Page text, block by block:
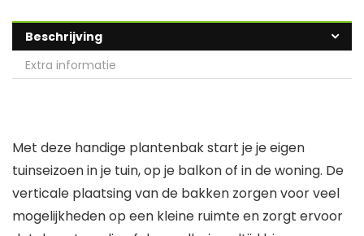
Beschrijving
Extra informatie
Met deze handige plantenbak start je je eigen
tuinseizoen in je tuin, op je balkon of in de woning. De
verticale plaatsing van de bakken zorgen voor veel
mogelijkheden op een kleine ruimte en zorgt ervoor